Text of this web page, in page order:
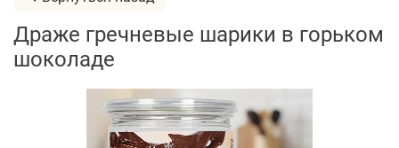
Драже гречневые шарики в горьком
шоколаде